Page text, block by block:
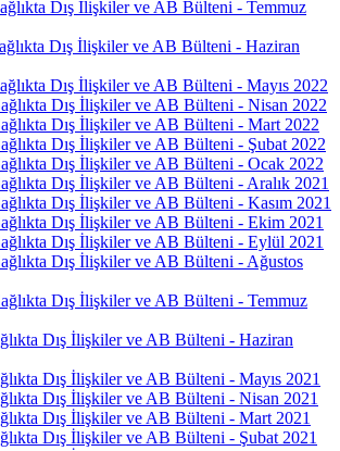
Dış İlişkiler ve AB Bülteni - Temmuz
Dış İlişkiler ve AB Bülteni - Haziran
Dış İlişkiler ve AB Bülteni - Mayıs 2022
Dış İlişkiler ve AB Bülteni - Nisan 2022
Dış İlişkiler ve AB Bülteni - Mart 2022
Dış İlişkiler ve AB Bülteni - Şubat 2022
Dış İlişkiler ve AB Bülteni - Ocak 2022
Dış İlişkiler ve AB Bülteni - Aralık 2021
Dış İlişkiler ve AB Bülteni - Kasım 2021
Dış İlişkiler ve AB Bülteni - Ekim 2021
Dış İlişkiler ve AB Bülteni - Eylül 2021
Dış İlişkiler ve AB Bülteni - Ağustos
Dış İlişkiler ve AB Bülteni - Temmuz
Dış İlişkiler ve AB Bülteni - Haziran
Dış İlişkiler ve AB Bülteni - Mayıs 2021
Dış İlişkiler ve AB Bülteni - Nisan 2021
Dış İlişkiler ve AB Bülteni - Mart 2021
Dış İlişkiler ve AB Bülteni - Şubat 2021